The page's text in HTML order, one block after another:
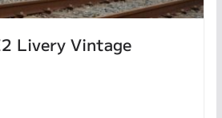
Livery Vintage